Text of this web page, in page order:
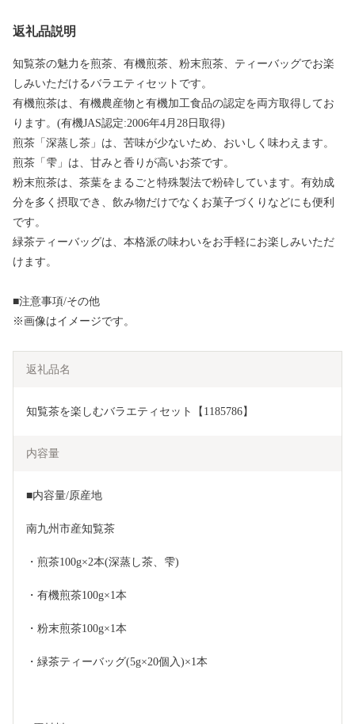
返礼品説明
知覧茶の魅力を煎茶、有機煎茶、粉末煎茶、ティーバッグでお楽
しみいただけるバラエティセットです。
有機煎茶は、有機農産物と有機加工食品の認定を両方取得してお
ります。(有機JAS認定:2006年4月28日取得)
煎茶「深蒸し茶」は、苦味が少ないため、おいしく味わえます。
煎茶「雫」は、甘みと香りが高いお茶です。
粉末煎茶は、茶葉をまるごと特殊製法で粉砕しています。有効成
分を多く摂取でき、飲み物だけでなくお菓子づくりなどにも便利
です。
緑茶ティーバッグは、本格派の味わいをお手軽にお楽しみいただ
けます。
■注意事項/その他
※画像はイメージです。
返礼品名
知覧茶を楽しむバラエティセット【1185786】
内容量
■内容量/原産地
南九州市産知覧茶
・煎茶100g×2本(深蒸し茶、雫)
・有機煎茶100g×1本
・粉末煎茶100g×1本
・緑茶ティーバッグ(5g×20個入)×1本